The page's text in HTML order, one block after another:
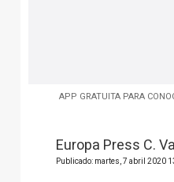
APP GRATUITA PARA
Europa Press C.
Publicado: martes, 7 abril 2020